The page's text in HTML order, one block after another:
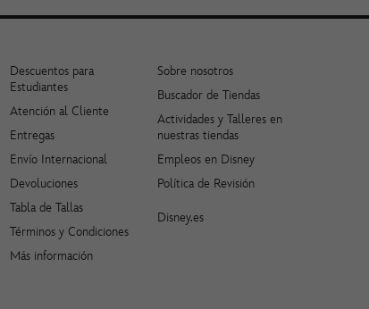
Descuentos para
Estudiantes
Atención al Cliente
Entregas
Envío Internacional
Devoluciones
Tabla de Tallas
Términos y Condiciones
Más información
Sobre nosotros
Buscador de Tiendas
Actividades y Talleres en
nuestras tiendas
Empleos en Disney
Política de Revisión
Disney.es